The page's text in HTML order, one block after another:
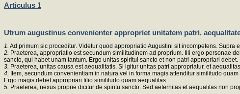
Articulus 1
Utrum augustinus convenienter appropriet unitatem patri,
1. Ad primum sic proceditur. Videtur quod appropriatio Augustini sit incompetens.
2. Praeterea, appropriatio est secundum similitudinem ad proprium. Illi ergo personae
sancto, qui habet unam tantum. Ergo unitas spiritui sancto et non patri appropriari debet.
3. Praeterea, unitas causa est aequalitatis. Si igitur unitas patri appropriatur, et
4. Item, secundum convenientiam in natura vel in forma magis attenditur similitudo
Ergo magis debet appropriari filio similitudo quam aequalitas.
5. Praeterea, nexus proprie dicitur de spiritu sancto. Sed aeternitas et aequalitas non